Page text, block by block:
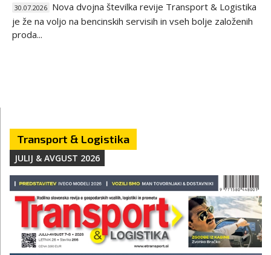
30.07.2026 Nova dvojna številka revije Transport & Logistika
je že na voljo na bencinskih servisih in vseh bolje založenih
proda...
Transport & Logistika
JULIJ & AVGUST 2026